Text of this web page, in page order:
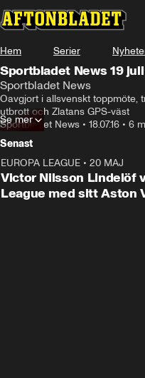
Hem Serier
Sportbladet News 19 juli
Sportbladet News
Oavgjort i allsvenskt toppmöte,
utbrott och Zlatans GPS-väst
Sportbladet News • 18.07.16 • 6
Se mer
Senast
EUROPA LEAGUE • 20 MAJ
Victor Nilsson Lindelöf
League med sitt Aston